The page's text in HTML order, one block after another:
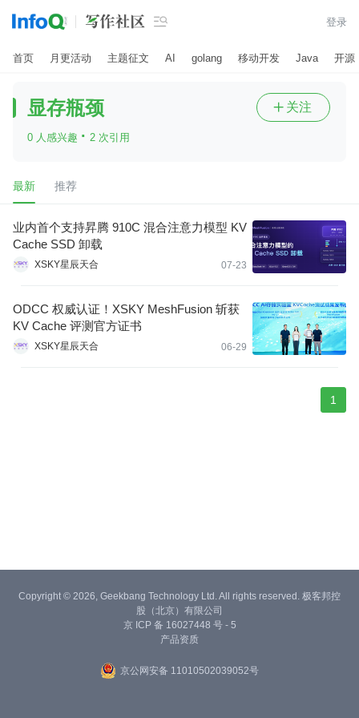
 登录
首页 月更活动 主题征文 AI golang 移动开发 Java 开源
显存瓶颈
0 人感兴趣 · 2 次引用
 关注
最新 推荐
业内首个支持昇腾 910C 混合注意力模型 KV
Cache SSD 卸载
XSKY星辰天合 07-23
ODCC 权威认证！XSKY MeshFusion 斩获
KV Cache 评测官方证书
XSKY星辰天合 06-29
1
Copyright © 2026, Geekbang Technology Ltd. All rights reserved. 极客邦控
股（北京）有限公司
京 ICP 备 16027448 号 - 5
产品资质
京公网安备 11010502039052号